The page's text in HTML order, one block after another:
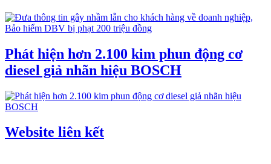
Phát hiện hơn 2.100 kim phun động cơ
diesel giả nhãn hiệu BOSCH
Website liên kết